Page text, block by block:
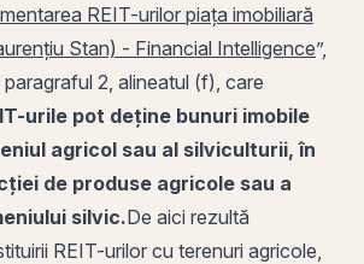
REIT-urilor piața imobiliară
Stan) - Financial Intelligence”,
2, alineatul (f), care
-urile pot deține bunuri imobile
agricol sau al silviculturii, în
de produse agricole sau a
silvic.De aici rezultă
REIT-urilor cu terenuri agricole,